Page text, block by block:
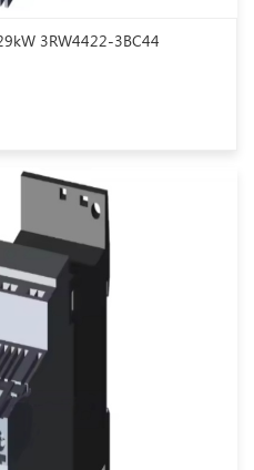
3RW4422-3BC44